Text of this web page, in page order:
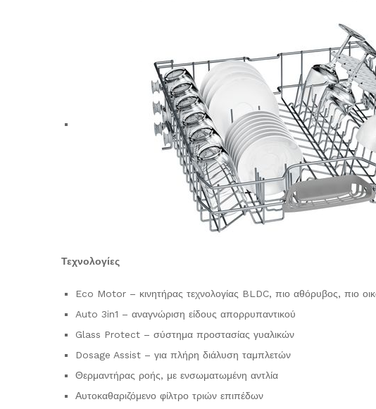
Τεχνολογίες
Eco Motor – κινητήρας τεχνολογίας BLDC, πιο αθόρυβος, πιο
Auto 3in1 – αναγνώριση είδους απορρυπαντικού
Glass Protect – σύστημα προστασίας γυαλικών
Dosage Assist – για πλήρη διάλυση ταμπλετών
Θερμαντήρας ροής, με ενσωματωμένη αντλία
Αυτοκαθαριζόμενο φίλτρο τριών επιπέδων